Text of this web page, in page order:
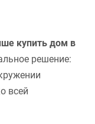
купить дом в
решение:
всей